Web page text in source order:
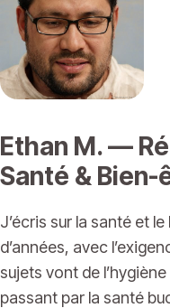
Ethan M. —
Santé & Bien-
J’écris sur la santé et
d’années, avec
sujets vont de
passant par la santé